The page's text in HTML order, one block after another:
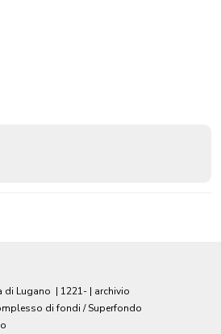
di Lugano | 1221- | archivio
di fondi / Superfondo